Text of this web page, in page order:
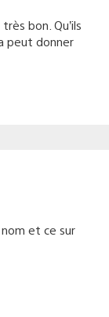
bon. Qu’ils
peut donner
et ce sur